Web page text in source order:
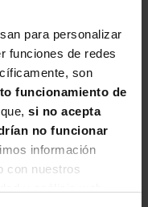
para personalizar
funciones de redes
son
funcionamiento de
si no acepta
no funcionar
información
con nuestros
al cambio
Little en